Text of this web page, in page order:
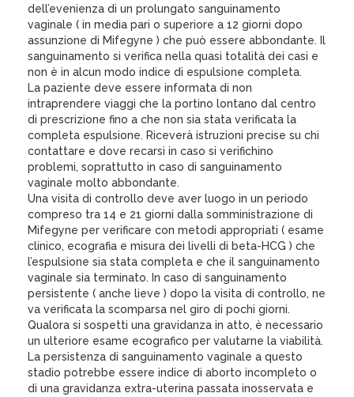
dell’evenienza di un prolungato sanguinamento
vaginale ( in media pari o superiore a 12 giorni dopo
assunzione di Mifegyne ) che può essere abbondante. Il
sanguinamento si verifica nella quasi totalità dei casi e
non è in alcun modo indice di espulsione completa.
La paziente deve essere informata di non
intraprendere viaggi che la portino lontano dal centro
di prescrizione fino a che non sia stata verificata la
completa espulsione. Riceverà istruzioni precise su chi
contattare e dove recarsi in caso si verifichino
problemi, soprattutto in caso di sanguinamento
vaginale molto abbondante.
Una visita di controllo deve aver luogo in un periodo
compreso tra 14 e 21 giorni dalla somministrazione di
Mifegyne per verificare con metodi appropriati ( esame
clinico, ecografia e misura dei livelli di beta-HCG ) che
l’espulsione sia stata completa e che il sanguinamento
vaginale sia terminato. In caso di sanguinamento
persistente ( anche lieve ) dopo la visita di controllo, ne
va verificata la scomparsa nel giro di pochi giorni.
Qualora si sospetti una gravidanza in atto, è necessario
un ulteriore esame ecografico per valutarne la viabilità.
La persistenza di sanguinamento vaginale a questo
stadio potrebbe essere indice di aborto incompleto o
di una gravidanza extra-uterina passata inosservata e